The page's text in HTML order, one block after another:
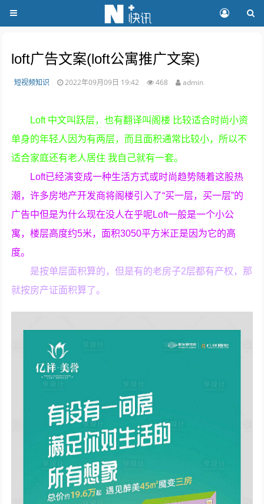
loft广告文案(loft公寓推广文案)
短视频知识 2022年09月09日 19:42 468 admin
Loft 中文叫跃层，也有翻译叫阁楼 比较适合时尚小资
单身的年轻人因为有两层，而且面积通常比较小，所以不
适合家庭还有老人居住 我自己就有一套。
Loft已经演变成一种生活方式或时尚趋势随着这股热
潮，许多房地产开发商将阁楼引入了“买一层，买一层”的
广告中但是为什么现在没人在乎呢Loft一般是一个小公
寓，楼层高度约5米，面积3050平方米正是因为它的高
度。
是按单层面积算的，但是有的老房子2层都有产权，那
就按房产证面积算了。